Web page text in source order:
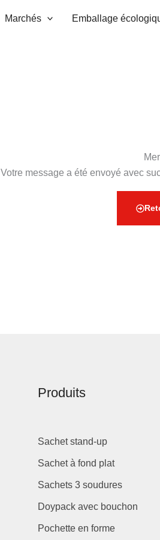
Marchés Emballage
Votre message a été envoyé avec
Produits
Sachet stand-up
Sachet à fond plat
Sachets 3 soudures
Doypack avec bouchon
Pochette en forme